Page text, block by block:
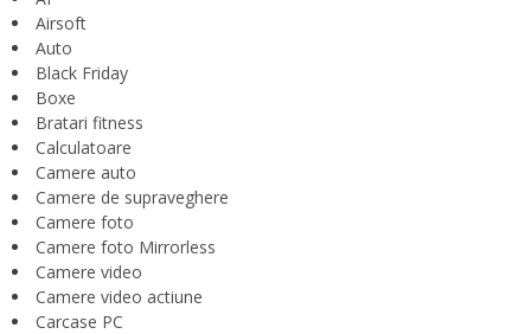
Airsoft
Auto
Black Friday
Boxe
Bratari fitness
Calculatoare
Camere auto
Camere de supraveghere
Camere foto
Camere foto Mirrorless
Camere video
Camere video actiune
Carcase PC